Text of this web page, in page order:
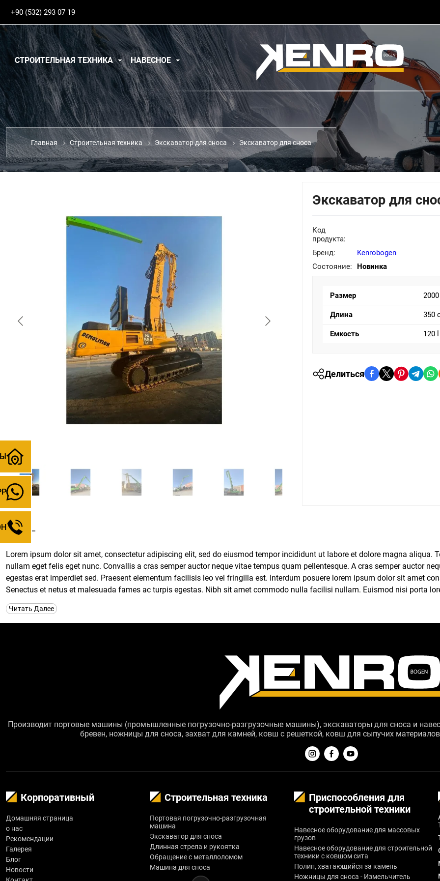
+90 (532) 293 07 19
СТРОИТЕЛЬНАЯ ТЕХНИКА НАВЕСНОЕ
Главная Строительная техника Экскаватор для сноса Экскаватор для сноса
Экскаватор для
Код
продукта:
Бренд:
Kenrobogen
Состояние:
Новинка
Размер
Длина 350
Емкость 120 l
Делиться
Lorem ipsum dolor sit amet, consectetur adipiscing elit, sed do eiusmod tempor incididunt ut labore et dolore magna aliqua.
nullam eget felis eget nunc. Convallis a cras semper auctor neque vitae tempus quam pellentesque. A cras semper auctor
egestas erat imperdiet sed. Praesent elementum facilisis leo vel fringilla est. Interdum posuere lorem ipsum dolor sit amet
Senectus et netus et malesuada fames ac turpis egestas. Nibh sit amet commodo nulla facilisi nullam. Euismod nisi porta
convallis aenean et tortor at.
At tempor commodo ullamcorper a. Pretium aenean pharetra magna ac placerat vestibulum. Id nibh tortor id aliquet lectus
Dignissim enim sit amet venenatis urna cursus eget nunc. Rhoncus dolor purus non enim. Pulvinar pellentesque habitant
Placerat vestibulum lectus mauris ultrices. Dignissim cras tincidunt lobortis feugiat vivamus at augue eget. Neque ornare
magna eget. Cursus risus at ultrices mi tempus imperdiet nulla malesuada pellentesque. Egestas erat imperdiet sed
vulputate enim nulla. Ut tellus elementum sagittis vitae et leo duis. Ultricies mi eget mauris pharetra. Volutpat commodo sed
Читать Далее
Производит портовые машины (промышленные погрузочно-разгрузочные машины), экскаваторы для сноса и
бревен, ножницы для сноса, захват для камней, ковш с решеткой, ковш для сыпучих
Корпоративный
Домашняя страница
о нас
Рекомендации
Галерея
Блог
Новости
Строительная техника
Портовая погрузочно-разгрузочная
машина
Экскаватор для сноса
Длинная стрела и рукоятка
Обращение с металлоломом
Машина для сноса
Приспособления для
строительной техники
Навесное оборудование для массовых
грузов
Навесное оборудование для строительной
техники с ковшом сита
Полип, хватающийся за камень
Ножницы для сноса - Измельчитель